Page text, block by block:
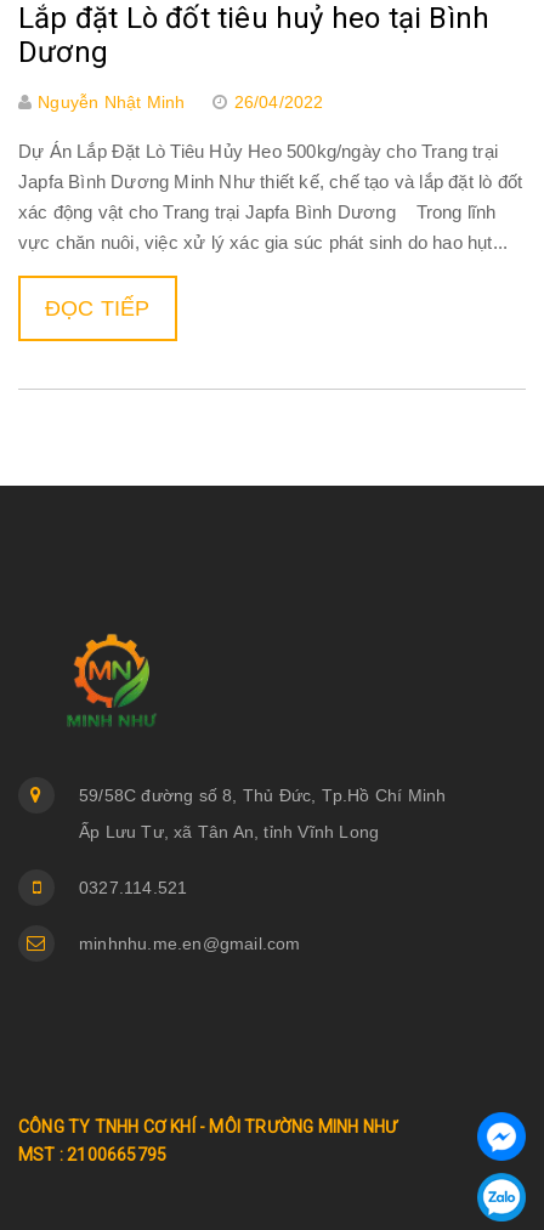
Lắp đặt Lò đốt tiêu huỷ heo tại Bình
Dương
Nguyễn Nhật Minh 26/04/2022
Dự Án Lắp Đặt Lò Tiêu Hủy Heo 500kg/ngày cho Trang trại
Japfa Bình Dương Minh Như thiết kế, chế tạo và lắp đặt lò đốt
xác động vật cho Trang trại Japfa Bình Dương Trong lĩnh
vực chăn nuôi, việc xử lý xác gia súc phát sinh do hao hụt...
ĐỌC TIẾP
59/58C đường số 8, Thủ Đức, Tp.Hồ Chí Minh
Ấp Lưu Tư, xã Tân An, tỉnh Vĩnh Long
0327.114.521
minhnhu.me.en@gmail.com
CÔNG TY TNHH CƠ KHÍ - MÔI TRƯỜNG MINH NHƯ
MST : 2100665795